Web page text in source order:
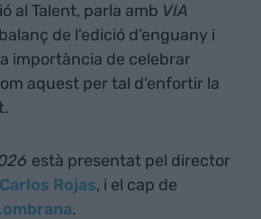
al Talent, parla amb VIA
de l'edició d'enguany i
importància de celebrar
aquest per tal d'enfortir la
està presentat pel director
Carlos Rojas, i el cap de
.